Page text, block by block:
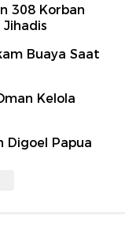
308 Korban
Buaya Saat
Kelola
Digoel Papua